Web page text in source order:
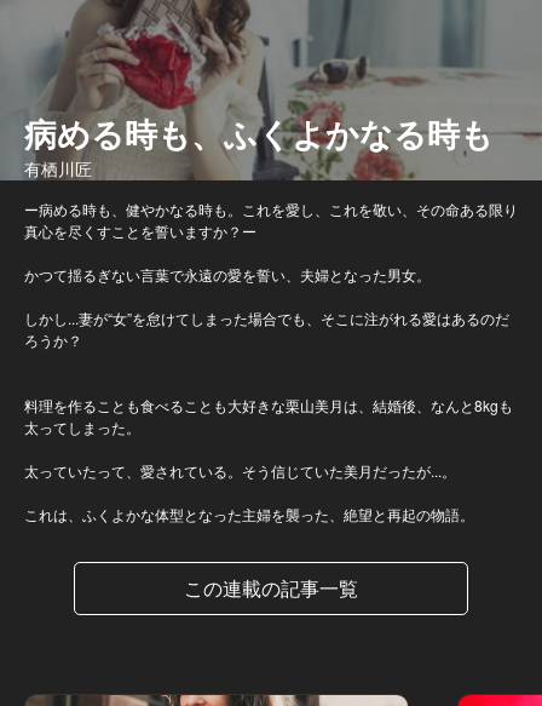
病める時も、ふくよかなる時も
有栖川匠
ー病める時も、健やかなる時も。これを愛し、これを敬い、その命ある限り
真心を尽くすことを誓いますか？ー
かつて揺るぎない言葉で永遠の愛を誓い、夫婦となった男女。
しかし...妻が“女”を怠けてしまった場合でも、そこに注がれる愛はあるのだ
ろうか？
料理を作ることも食べることも大好きな栗山美月は、結婚後、なんと8kgも
太ってしまった。
太っていたって、愛されている。そう信じていた美月だったが...。
これは、ふくよかな体型となった主婦を襲った、絶望と再起の物語。
この連載の記事一覧